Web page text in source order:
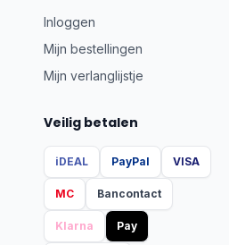
Inloggen
Mijn bestellingen
Mijn verlanglijstje
Veilig betalen
iDEAL PayPal VISA
MC Bancontact
Klarna Pay